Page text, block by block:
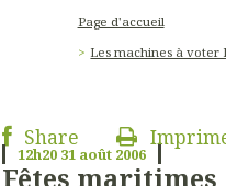
Page d'accueil
Les machines à voter
Share
12h20 31 août 2006
Fêtes maritimes